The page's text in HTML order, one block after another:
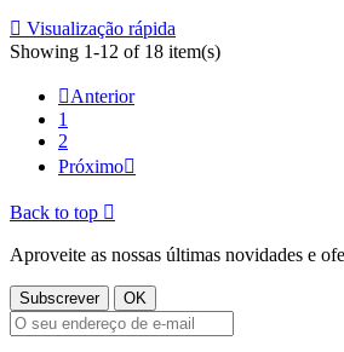
 Visualização rápida
Showing 1-12 of 18 item(s)
Anterior
1
2
Próximo
Back to top 
Aproveite as nossas últimas novidades e